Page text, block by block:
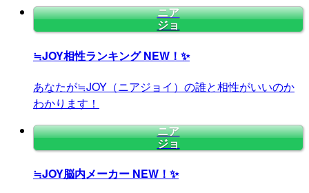
ニア
ジョ
≒JOY相性ランキングNEW！✨
あなたが≒JOY（ニアジョイ）の誰と相性がいいのか
わかります！
ニア
ジョ
≒JOY脳内メーカー NEW！✨